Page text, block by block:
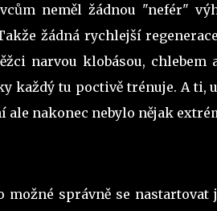
neměl žádnou "nefér"
žádná rychlejší
narvou klobásou,
každý tu poctivě trénuje. A ti,
ale nakonec nebylo nějak
možné správně se nastartovat